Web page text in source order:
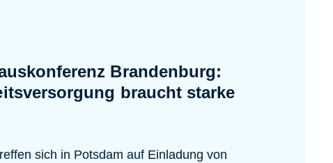
Brandenburg:
braucht starke
sich in Potsdam auf Einladung von